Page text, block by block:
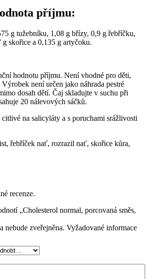
příjmu:
g tužebníku, 1,08 g břízy, 0,9 g řebříčku,
skořice a 0,135 g artyčoku.
hodnotu příjmu. Není vhodné pro děti,
není určen jako náhrada pestré
dosah dětí. Čaj skladujte v suchu při
20 nálevových sáčků.
na salicyláty a s poruchami srážlivosti
řebříček nať, rozrazil nať, skořice kůra,
recenze.
„Cholesterol normal, porcovaná směs,
nebude zveřejněna. Vyžadované informace